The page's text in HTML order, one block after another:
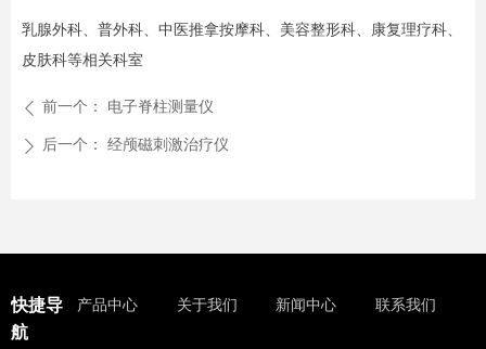
乳腺外科、普外科、中医推拿按摩科、美容整形科、康复理疗科、
皮肤科等相关科室
ꄴ 前一个： 电子脊柱测量仪
ꄲ 后一个： 经颅磁刺激治疗仪
快捷导
航
产品中心 关于我们 新闻中心 联系我们